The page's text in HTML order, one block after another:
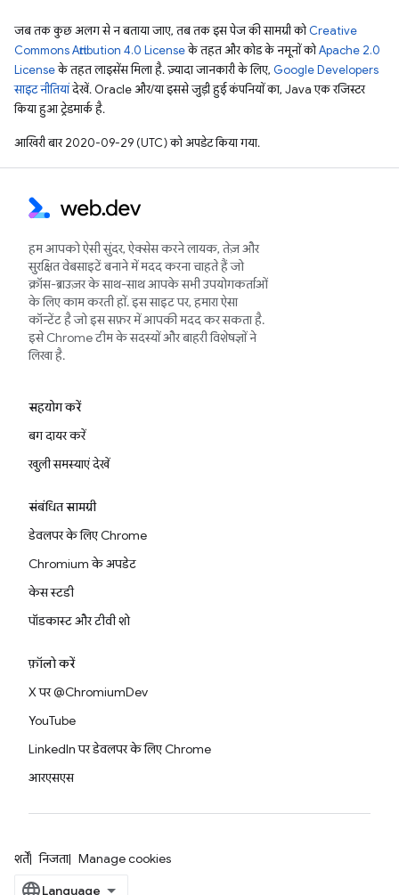
जब तक कुछ अलग से न बताया जाए, तब तक इस पेज की सामग्री कोCreative
Commons Attribution 4.0 Licenseके तहत और कोड के नमूनों कोApache 2.0
Licenseके तहत लाइसेंस मिला है. ज़्यादा जानकारी के लिए, Google Developers
साइट नीतियांदेखें. Oracle और/या इससे जुड़ी हुई कंपनियों का, Java एक रजिस्टर
किया हुआ ट्रेडमार्क है.
आखिरी बार 2020-09-29 (UTC) को अपडेट किया गया.
हम आपको ऐसी सुंदर, ऐक्सेस करने लायक, तेज़ और
सुरक्षित वेबसाइटें बनाने में मदद करना चाहते हैं जो
क्रॉस-ब्राउज़र के साथ-साथ आपके सभी उपयोगकर्ताओं
के लिए काम करती हों. इस साइट पर, हमारा ऐसा
कॉन्टेंट है जो इस सफ़र में आपकी मदद कर सकता है.
इसे Chrome टीम के सदस्यों और बाहरी विशेषज्ञों ने
लिखा है.
सहयोग करें
बग दायर करें
खुली समस्याएं देखें
संबंधित सामग्री
डेवलपर के लिए Chrome
Chromium के अपडेट
केस स्टडी
पॉडकास्ट और टीवी शो
फ़ॉलो करें
X पर @ChromiumDev
YouTube
LinkedIn पर डेवलपर के लिए Chrome
आरएसएस
शर्तें निजता Manage cookies